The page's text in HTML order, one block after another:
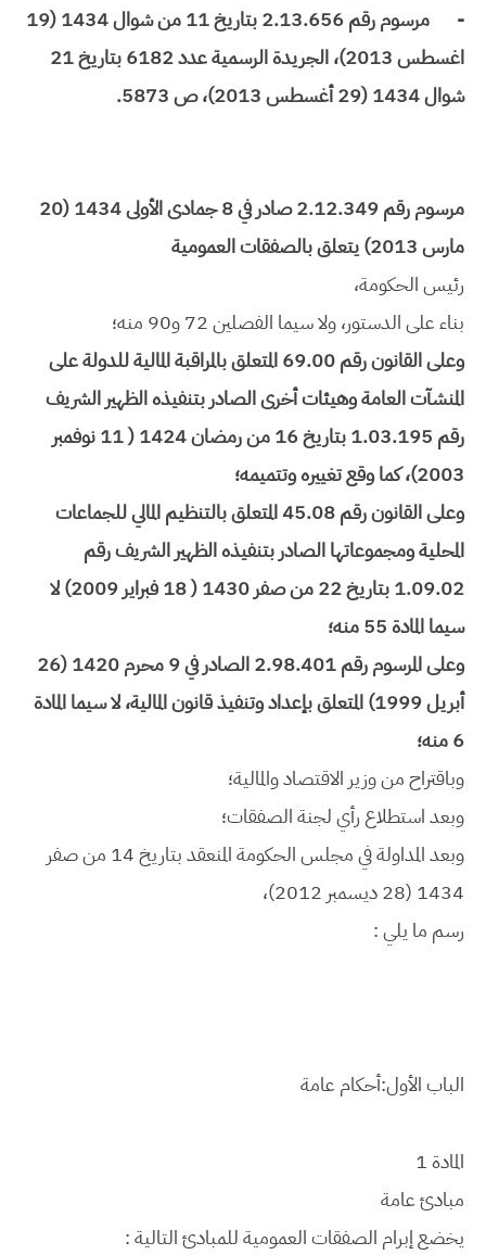
-
مرسوم رقم 2.13.656 بتاريخ 11 من شوال 1434 (19
اغسطس 2013)، الجريدة الرسمية عدد 6182 بتاريخ 21
شوال 1434 (29 أغسطس 2013)، ص 5873.
مرسوم رقم 2.12.349 صادر في 8 جمادى الأولى 1434 (20
مارس 2013) يتعلق بالصفقات العمومية
رئيس الحكومة،
بناء على الدستور، ولا سيما الفصلين 72 و90 منه؛
وعلى القانون رقم 69.00 المتعلق بالمراقبة المالية للدولة على
المنشآت العامة وهيئات أخرى الصادر بتنفيذه الظهير الشريف
رقم 1.03.195 بتاريخ 16 من رمضان 1424 ( 11 نوفمبر
2003)، كما وقع تغييره وتتميمه؛
وعلى القانون رقم 45.08 المتعلق بالتنظيم المالي للجماعات
المحلية ومجموعاتها الصادر بتنفيذه الظهير الشريف رقم
1.09.02 بتاريخ 22 من صفر 1430 ( 18 فبراير 2009) لا
سيما المادة 55 منه؛
وعلى المرسوم رقم 2.98.401 الصادر في 9 محرم 1420 (26
أبريل 1999) المتعلق بإعداد وتنفيذ قانون المالية، لا سيما المادة
6 منه؛
وباقتراح من وزير الاقتصاد والمالية؛
وبعد استطلاع رأي لجنة الصفقات؛
وبعد المداولة في مجلس الحكومة المنعقد بتاريخ 14 من صفر
1434 (28 ديسمبر 2012)،
رسم ما يلي :
الباب الأول:أحكام عامة
المادة 1
مبادئ عامة
يخضع إبرام الصفقات العمومية للمبادئ التالية :